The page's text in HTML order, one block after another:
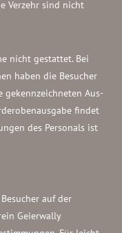
Verzehr sind nicht
nicht gestattet. Bei
haben die Besucher
gekennzeichneten Aus-
findet
des Personals ist
auf der
Geierwally